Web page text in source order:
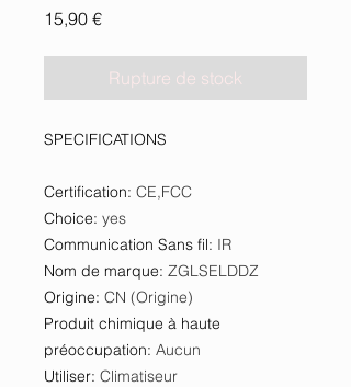
15,90 €Prix
Rupture de stock
SPECIFICATIONS
Certification: CE,FCC
Choice: yes
Communication Sans fil: IR
Nom de marque: ZGLSELDDZ
Origine: CN (Origine)
Produit chimique à haute
préoccupation: Aucun
Utiliser: Climatiseur